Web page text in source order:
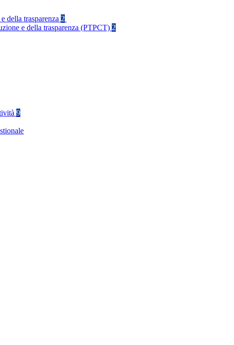
della trasparenza 2
e della trasparenza (PTPCT) 2
9